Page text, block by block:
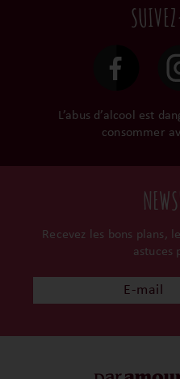
L’abus d’alcool est
consommer
Recevez les bons plans,
astuces